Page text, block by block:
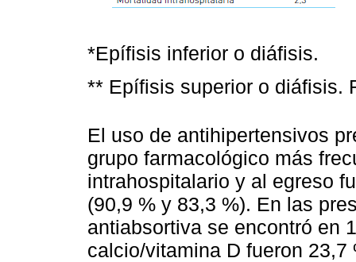
*Epífisis inferior o diáfisis.
** Epífisis superior o diáfisis.
El uso de antihipertensivos
grupo farmacológico más
intrahospitalario y al egreso
(90,9 % y 83,3 %). En las
antiabsortiva se encontró en
calcio/vitamina D fueron 23,7